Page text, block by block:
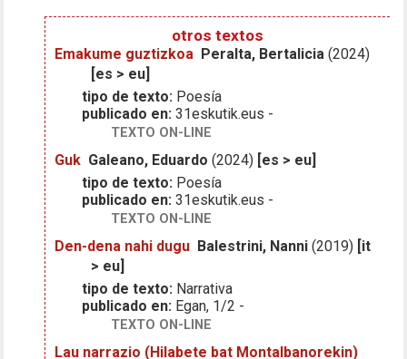
otros textos
Emakume guztizkoa Peralta, Bertalicia (2024)
[es > eu]
tipo de texto: Poesía
publicado en: 31eskutik.eus -
TEXTO ON-LINE
Guk Galeano, Eduardo (2024) [es > eu]
tipo de texto: Poesía
publicado en: 31eskutik.eus -
TEXTO ON-LINE
Den-dena nahi dugu Balestrini, Nanni (2019) [it
> eu]
tipo de texto: Narrativa
publicado en: Egan, 1/2 -
TEXTO ON-LINE
Lau narrazio (Hilabete bat Montalbanorekin)